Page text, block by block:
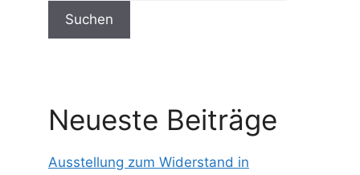
Suchen
Neueste Beiträge
Ausstellung zum Widerstand in